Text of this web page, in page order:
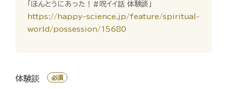
「ほんとうにあった！#呪イイ話 体験談」
https://happy-science.jp/feature/spiritual-
world/possession/15680
体験談 必須